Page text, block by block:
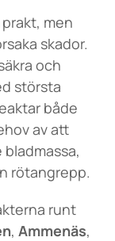
men
skador.
och
största
både
av att
rötangrepp.
runt
, Ammenäs,